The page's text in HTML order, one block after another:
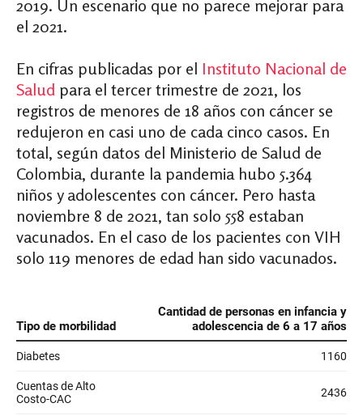
2019. Un escenario que no parece mejorar para
el 2021.
En cifras publicadas por el Instituto Nacional de
Salud para el tercer trimestre de 2021, los
registros de menores de 18 años con cáncer se
redujeron en casi uno de cada cinco casos. En
total, según datos del Ministerio de Salud de
Colombia, durante la pandemia hubo 5.364
niños y adolescentes con cáncer. Pero hasta
noviembre 8 de 2021, tan solo 558 estaban
vacunados. En el caso de los pacientes con VIH
solo 119 menores de edad han sido vacunados.